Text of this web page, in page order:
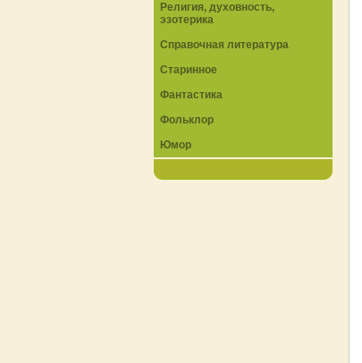
Религия, духовность,
эзотерика
Справочная литература
Старинное
Фантастика
Фольклор
Юмор